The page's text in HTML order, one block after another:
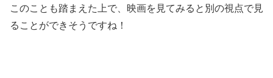
このことも踏まえた上で、映画を見てみると別の視点で見
ることができそうですね！